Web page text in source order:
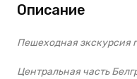
Описание
Пешеходная зкскурсия
Центральная часть